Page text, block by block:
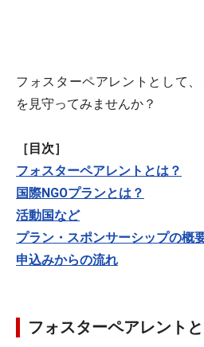
フォスターペアレントとして
を見守ってみませんか？
［目次］
フォスターペアレントとは？
国際NGOプランとは？
活動国など
プラン・スポンサーシップの概
申込みからの流れ
フォスターペアレント